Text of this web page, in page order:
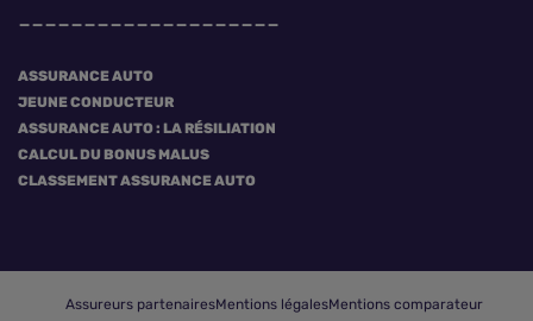
ASSURANCE AUTO
JEUNE CONDUCTEUR
ASSURANCE AUTO : LA RÉSILIATION
CALCUL DU BONUS MALUS
CLASSEMENT ASSURANCE AUTO
Assureurs partenairesMentions légalesMentions comparateur